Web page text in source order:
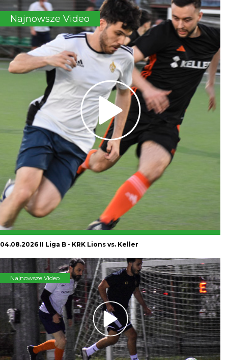
Najnowsze Video
04.08.2026 II Liga B - KRK Lions vs. Keller
Najnowsze Video